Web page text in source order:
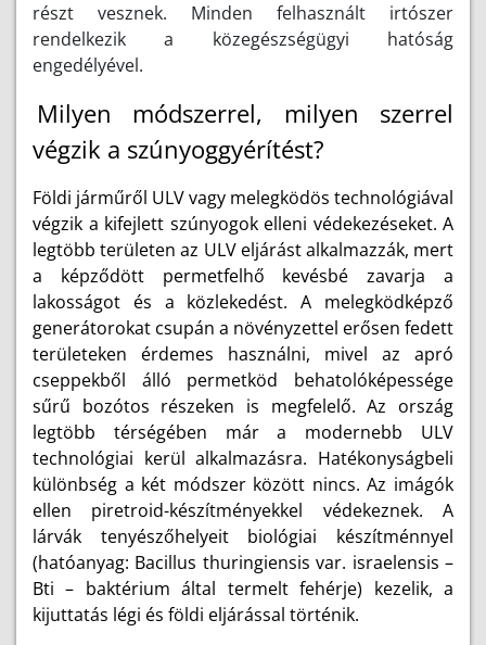
részt vesznek. Minden felhasznált irtószer
rendelkezik a közegészségügyi hatóság
engedélyével.
Milyen módszerrel, milyen szerrel
végzik a szúnyoggyérítést?
Földi járműről ULV vagy melegködös technológiával
végzik a kifejlett szúnyogok elleni védekezéseket. A
legtöbb területen az ULV eljárást alkalmazzák, mert
a képződött permetfelhő kevésbé zavarja a
lakosságot és a közlekedést. A melegködképző
generátorokat csupán a növényzettel erősen fedett
területeken érdemes használni, mivel az apró
cseppekből álló permetköd behatolóképessége
sűrű bozótos részeken is megfelelő. Az ország
legtöbb térségében már a modernebb ULV
technológiai kerül alkalmazásra. Hatékonyságbeli
különbség a két módszer között nincs. Az imágók
ellen piretroid-készítményekkel védekeznek. A
lárvák tenyészőhelyeit biológiai készítménnyel
(hatóanyag: Bacillus thuringiensis var. israelensis –
Bti – baktérium által termelt fehérje) kezelik, a
kijuttatás légi és földi eljárással történik.